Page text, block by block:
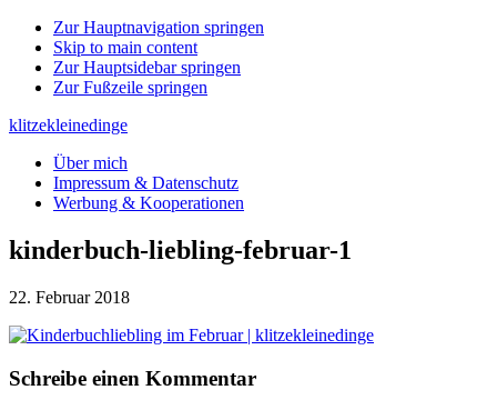
Zur Hauptnavigation springen
Skip to main content
Zur Hauptsidebar springen
Zur Fußzeile springen
klitzekleinedinge
Über mich
Impressum & Datenschutz
Werbung & Kooperationen
kinderbuch-liebling-februar-1
22. Februar 2018
Leser-
Schreibe einen Kommentar